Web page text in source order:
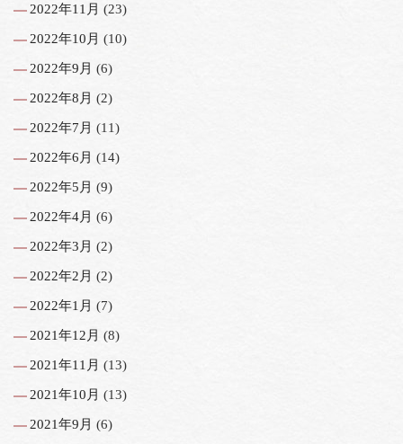
2022年11月 (23)
2022年10月 (10)
2022年9月 (6)
2022年8月 (2)
2022年7月 (11)
2022年6月 (14)
2022年5月 (9)
2022年4月 (6)
2022年3月 (2)
2022年2月 (2)
2022年1月 (7)
2021年12月 (8)
2021年11月 (13)
2021年10月 (13)
2021年9月 (6)